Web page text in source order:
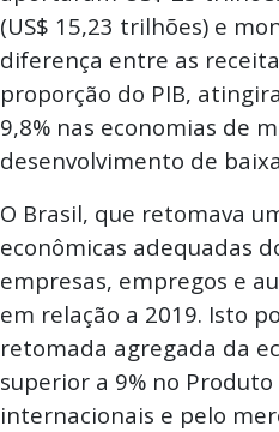
(US$ 15,23 trilhões) e
diferença entre as
proporção do PIB,
9,8% nas economias de
desenvolvimento de
O Brasil, que retomava
econômicas adequadas
empresas, empregos e
em relação a 2019. Isto
retomada agregada da
superior a 9% no
internacionais e pelo